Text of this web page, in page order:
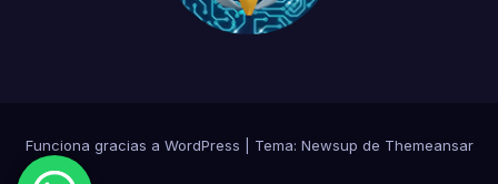
Funciona gracias a WordPress Tema: Newsup de Themeansar